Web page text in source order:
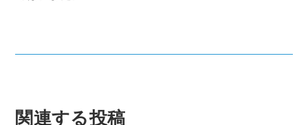
関連する投稿